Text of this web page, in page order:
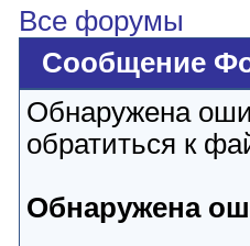
Все форумы
Сообщение
Обнаружена
обратиться к
Обнаружена